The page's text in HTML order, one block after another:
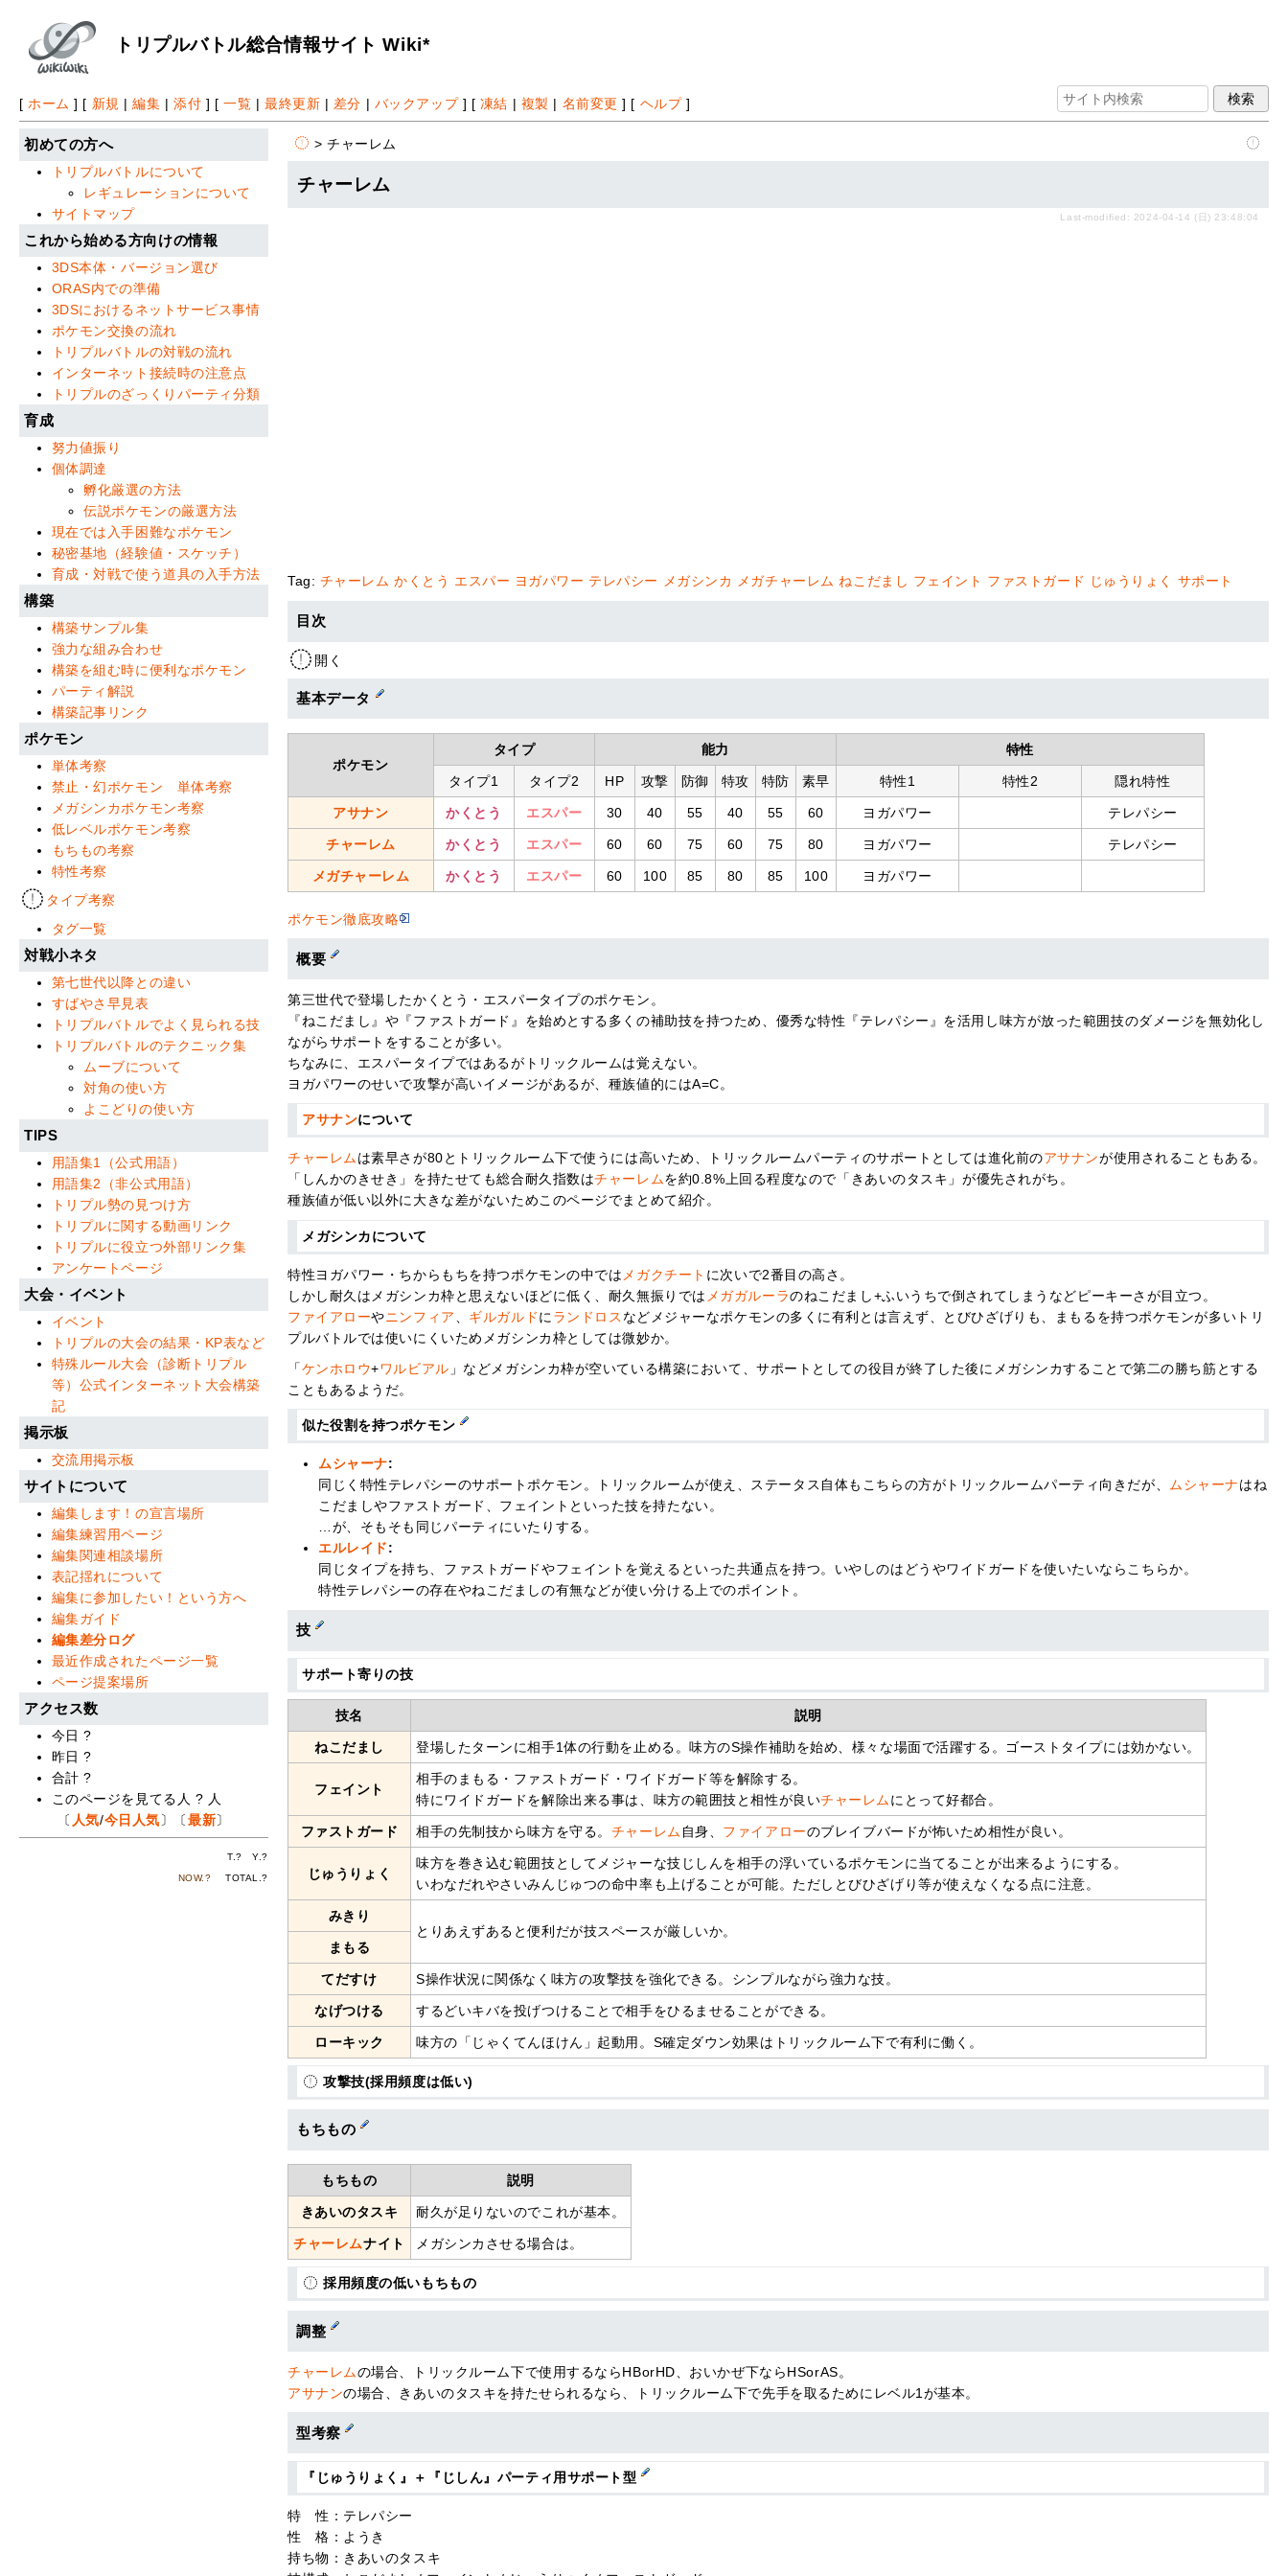
トリプルバトル総合情報サイト Wiki*
[ホーム ] [ 新規 |編集 |添付 ] [一覧 | 最終更新 | 差分 | バックアップ] [ 凍結 | 複製 | 名前変更 ] [ ヘルプ]
> チャーレム
チャーレム
Last-modified: 2024-04-14 (日) 23:48:04
Tag: チャーレム かくとう エスパー ヨガパワー テレパシー メガシンカ メガチャーレム ねこだまし フェイント ファストガード じゅうりょく サポート
目次
開く
基本データ
ポケモン
タイプ 能力 特性
タイプ1 タイプ2 HP 攻撃 防御 特攻 特防 素早 特性1 特性2 隠れ特性
アサナン かくとう エスパー 30 40 55 40 55 60 ヨガパワー テレパシー
チャーレム かくとう エスパー 60 60 75 60 75 80 ヨガパワー テレパシー
メガチャーレム かくとう エスパー 60 100 85 80 85 100 ヨガパワー
ポケモン徹底攻略
概要
第三世代で登場したかくとう・エスパータイプのポケモン。
『ねこだまし』や『ファストガード』を始めとする多くの補助技を持つため、優秀な特性『テレパシー』を活用し味方が放った範囲技のダメージを無効化し
ながらサポートをすることが多い。
ちなみに、エスパータイプではあるがトリックルームは覚えない。
ヨガパワーのせいで攻撃が高いイメージがあるが、種族値的にはA=C。
アサナンについて
チャーレムは素早さが80とトリックルーム下で使うには高いため、トリックルームパーティのサポートとしては進化前のアサナンが使用されることもある。
「しんかのきせき」を持たせても総合耐久指数はチャーレムを約0.8%上回る程度なので「きあいのタスキ」が優先されがち。
種族値が低い以外に大きな差がないためこのページでまとめて紹介。
メガシンカについて
特性ヨガパワー・ちからもちを持つポケモンの中では メガクチート に次いで2番目の高さ。
しかし耐久はメガシンカ枠と思えないほどに低く、耐久無振りでは メガガルーラのねこだまし+ふいうちで倒されてしまうなどピーキーさが目立つ。
ファイアローやニンフィア ギルガルドに ランドロス などメジャーなポケモンの多くに有利とは言えず、とびひざげりも、まもるを持つポケモンが多いトリ
プルバトルでは使いにくいためメガシンカ枠としては微妙か。
「ケンホロウ+ワルビアル 」などメガシンカ枠が空いている構築において、サポートとしての役目が終了した後にメガシンカすることで第二の勝ち筋とする
こともあるようだ。
似た役割を持つポケモン
ムシャーナ:
同じく特性テレパシーのサポートポケモン。トリックルームが使え、ステータス自体もこちらの方がトリックルームパーティ向きだが、 ムシャーナはね
こだましやファストガード、フェイントといった技を持たない。
…が、そもそも同じパーティにいたりする。
エルレイド:
同じタイプを持ち、ファストガードやフェイントを覚えるといった共通点を持つ。いやしのはどうやワイドガードを使いたいならこちらか。
特性テレパシーの存在やねこだましの有無などが使い分ける上でのポイント。
技
サポート寄りの技
技名 説明
ねこだまし 登場したターンに相手1体の行動を止める。味方のS操作補助を始め、様々な場面で活躍する。ゴーストタイプには効かない。
フェイント
相手のまもる・ファストガード・ワイドガード等を解除する。
特にワイドガードを解除出来る事は、味方の範囲技と相性が良いチャーレムにとって好都合。
ファストガード 相手の先制技から味方を守る。 チャーレム 自身、 ファイアローのブレイブバードが怖いため相性が良い。
じゅうりょく
味方を巻き込む範囲技としてメジャーな技じしんを相手の浮いているポケモンに当てることが出来るようにする。
いわなだれやさいみんじゅつの命中率も上げることが可能。ただしとびひざげり等が使えなくなる点に注意。
みきり
とりあえずあると便利だが技スペースが厳しいか。
まもる
てだすけ S操作状況に関係なく味方の攻撃技を強化できる。シンプルながら強力な技。
なげつける するどいキバを投げつけることで相手をひるませることができる。
ローキック 味方の「じゃくてんほけん」起動用。S確定ダウン効果はトリックルーム下で有利に働く。
攻撃技(採用頻度は低い)
もちもの
もちもの 説明
きあいのタスキ 耐久が足りないのでこれが基本。
チャーレムナイト メガシンカさせる場合は。
採用頻度の低いもちもの
調整
チャーレムの場合、トリックルーム下で使用するならHBorHD、おいかぜ下ならHSorAS。
アサナンの場合、きあいのタスキを持たせられるなら、トリックルーム下で先手を取るためにレベル1が基本。
型考察
『じゅうりょく』＋『じしん』パーティ用サポート型
特 性：テレパシー
性 格：ようき
持ち物：きあいのタスキ
初めての方へ
トリプルバトルについて
レギュレーションについて
サイトマップ
これから始める方向けの情報
3DS本体・バージョン選び
ORAS内での準備
3DSにおけるネットサービス事情
ポケモン交換の流れ
トリプルバトルの対戦の流れ
インターネット接続時の注意点
トリプルのざっくりパーティ分類
育成
努力値振り
個体調達
孵化厳選の方法
伝説ポケモンの厳選方法
現在では入手困難なポケモン
秘密基地（経験値・スケッチ）
育成・対戦で使う道具の入手方法
構築
構築サンプル集
強力な組み合わせ
構築を組む時に便利なポケモン
パーティ解説
構築記事リンク
ポケモン
単体考察
禁止・幻ポケモン 単体考察
メガシンカポケモン考察
低レベルポケモン考察
もちもの考察
特性考察
タイプ考察
タグ一覧
対戦小ネタ
第七世代以降との違い
すばやさ早見表
トリプルバトルでよく見られる技
トリプルバトルのテクニック集
ムーブについて
対角の使い方
よこどりの使い方
TIPS
用語集1（公式用語）
用語集2（非公式用語）
トリプル勢の見つけ方
トリプルに関する動画リンク
トリプルに役立つ外部リンク集
アンケートページ
大会・イベント
イベント
トリプルの大会の結果・KP表など
特殊ルール大会（診断トリプル
等）公式インターネット大会構築
記
掲示板
交流用掲示板
サイトについて
編集します！の宣言場所
編集練習用ページ
編集関連相談場所
表記揺れについて
編集に参加したい！という方へ
編集ガイド
編集差分ログ
最近作成されたページ一覧
ページ提案場所
アクセス数
今日?
昨日?
合計?
このページを見てる人 ? 人
〔 人気/今日人気〕〔最新〕
T.? Y.?
NOW.? TOTAL.?